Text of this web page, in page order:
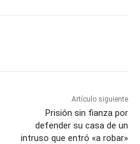
Artículo siguiente
Prisión sin fianza por
defender su casa de un
intruso que entró «a robar»